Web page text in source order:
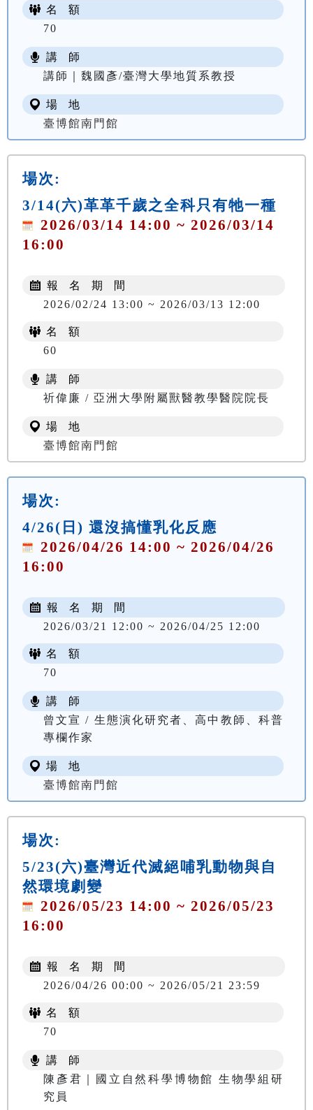
名 額
70
講 師
講師｜魏國彥/臺灣大學地質系教授
場 地
臺博館南門館
場次:
3/14(六)革革千歲之全科只有牠一種
2026/03/14 14:00 ~ 2026/03/14
16:00
報 名 期 間
2026/02/24 13:00 ~ 2026/03/13 12:00
名 額
60
講 師
祈偉廉 / 亞洲大學附屬獸醫教學醫院院長
場 地
臺博館南門館
場次:
4/26(日) 還沒搞懂乳化反應
2026/04/26 14:00 ~ 2026/04/26
16:00
報 名 期 間
2026/03/21 12:00 ~ 2026/04/25 12:00
名 額
70
講 師
曾文宣 / 生態演化研究者、高中教師、科普
專欄作家
場 地
臺博館南門館
場次:
5/23(六)臺灣近代滅絕哺乳動物與自
然環境劇變
2026/05/23 14:00 ~ 2026/05/23
16:00
報 名 期 間
2026/04/26 00:00 ~ 2026/05/21 23:59
名 額
70
講 師
陳彥君｜國立自然科學博物館 生物學組研
究員